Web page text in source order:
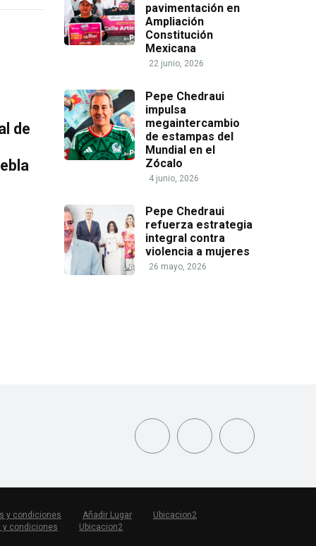
de
pavimentación en
Ampliación
Constitución
Mexicana
22 junio, 2026
Pepe Chedraui
impulsa
megaintercambio
de estampas del
Mundial en el
Zócalo
4 junio, 2026
Pepe Chedraui
refuerza estrategia
integral contra
violencia a mujeres
26 mayo, 2026
y condiciones Añadir Lugar
Ubicacion2
y condiciones Ubicacion2